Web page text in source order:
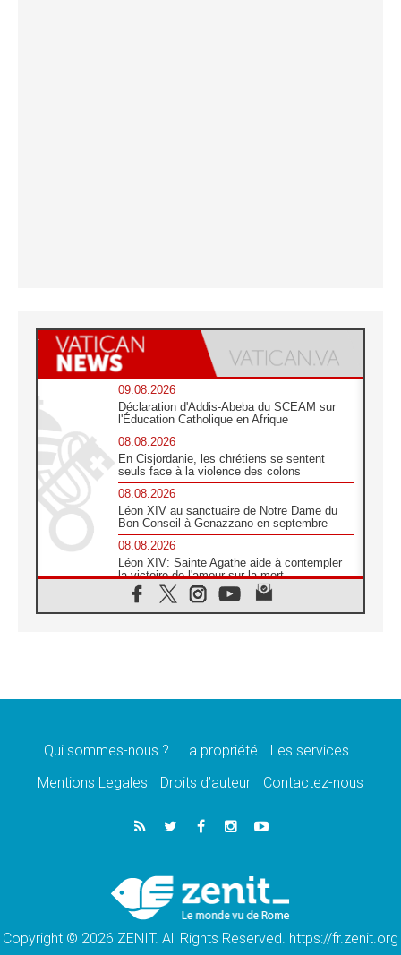
09.08.2026
Déclaration d'Addis-Abeba du SCEAM sur
l'Éducation Catholique en Afrique
08.08.2026
En Cisjordanie, les chrétiens se sentent
seuls face à la violence des colons
08.08.2026
Léon XIV au sanctuaire de Notre Dame du
Bon Conseil à Genazzano en septembre
08.08.2026
Léon XIV: Sainte Agathe aide à contempler
la victoire de l'amour sur la mort
08.08.2026
«Relancer l'empathie», le projet Triennal d'art
08.08.2026
07.08.2026
Calapan devient un diocèse
Congo-Brazzaville: le 15 août, entre solennité
de l'Assomption et mémoire nationale
«La paix commence par l'empathie» estime
le cardinal Parolin
Qui sommes-nous ? La propriété
Les services
Mentions Legales
Droits d’auteur Contactez-nous
Copyright © 2026 ZENIT. All Rights Reserved. https://fr.zenit.org